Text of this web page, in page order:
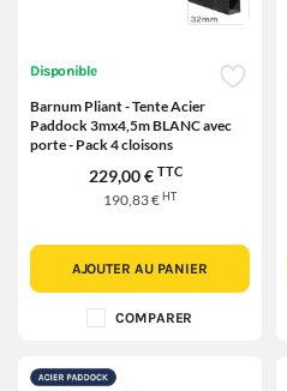
Disponible
Barnum Pliant - Tente Acier
Paddock 3mx4,5m BLANC avec
porte - Pack 4 cloisons
229,00 € TTC
190,83 €HT
AJOUTER AU PANIER
COMPARER